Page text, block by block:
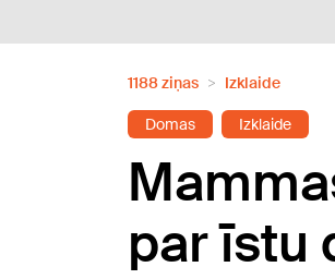
1188 ziņas Izklaide
Domas Izklaide
par īstu